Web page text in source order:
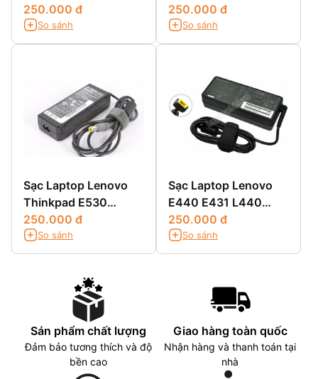
250.000 đ
So sánh
250.000 đ
So sánh
Sạc Laptop Lenovo
Thinkpad E530
E530C E535 E545
250.000 đ
So sánh
Sạc Laptop Lenovo
E440 E431 L440
L450
250.000 đ
So sánh
Sán phẩm chất lượng
Đảm bảo tương thích và độ
bền cao
Giao hàng toàn quốc
Nhận hàng và thanh toán tại
nhà